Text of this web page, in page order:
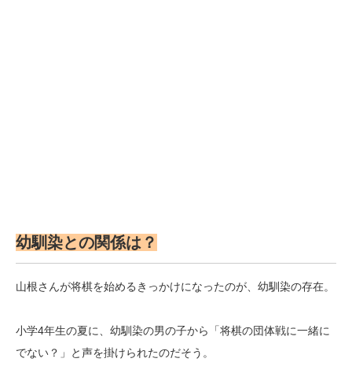
幼馴染との関係は？
山根さんが将棋を始めるきっかけになったのが、幼馴染の存在。
小学4年生の夏に、幼馴染の男の子から「将棋の団体戦に一緒に
でない？」と声を掛けられたのだそう。